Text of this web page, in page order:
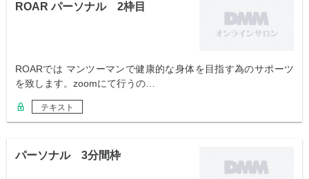
ROAR パーソナル 2枠目
ROARでは マンツーマンで健康的な身体を目指す為のサポーツ
を致します。zoomにて行うの…
テキスト
パーソナル 3分間枠